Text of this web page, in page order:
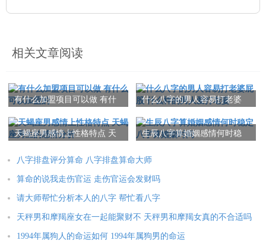
相关文章阅读
有什么加盟项目可以做 有什
什么八字的男人容易打老婆
天蝎座男感情上性格特点 天
生辰八字算婚姻感情何时稳
八字排盘评分算命 八字排盘算命大师
算命的说我走伤官运 走伤官运会发财吗
请大师帮忙分析本人的八字 帮忙看八字
天秤男和摩羯座女在一起能聚财不 天秤男和摩羯女真的不合适吗
1994年属狗人的命运如何 1994年属狗男的命运